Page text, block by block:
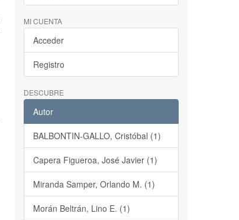
MI CUENTA
Acceder
Registro
DESCUBRE
Autor
BALBONTIN-GALLO, Cristóbal (1)
Capera Figueroa, José Javier (1)
Miranda Samper, Orlando M. (1)
Morán Beltrán, Lino E. (1)